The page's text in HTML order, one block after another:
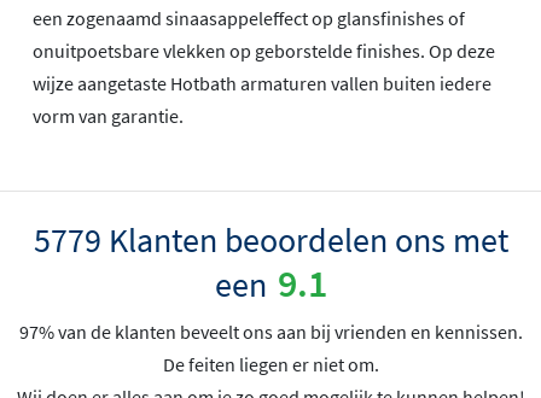
een zogenaamd sinaasappeleffect op glansfinishes of
onuitpoetsbare vlekken op geborstelde finishes. Op deze
wijze aangetaste Hotbath armaturen vallen buiten iedere
vorm van garantie.
5779 Klanten beoordelen ons met
een 9.1
97% van de klanten beveelt ons aan bij vrienden en kennissen.
De feiten liegen er niet om.